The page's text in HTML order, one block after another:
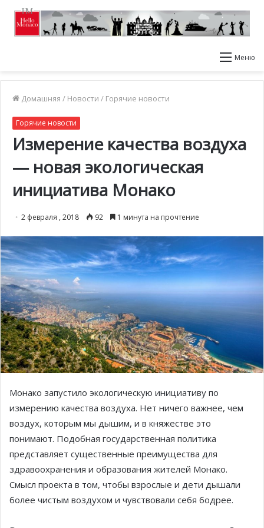
Меню
Домашняя / Новости / Горячие новости
Горячие новости
Измерение качества воздуха
— новая экологическая
инициатива Монако
2 февраля , 2018 92 1 минута на прочтение
Монако запустило экологическую инициативу по
измерению качества воздуха. Нет ничего важнее, чем
воздух, которым мы дышим, и в княжестве это
понимают. Подобная государственная политика
представляет существенные преимущества для
здравоохранения и образования жителей Монако.
Смысл проекта в том, чтобы взрослые и дети дышали
более чистым воздухом и чувствовали себя бодрее.